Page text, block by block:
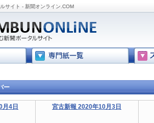
サイト - 新聞オンライン.COM
ー
月4日 宮古新報 2020年10月3日